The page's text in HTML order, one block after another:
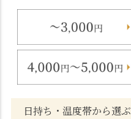
日持ち・温度帯から選ぶ